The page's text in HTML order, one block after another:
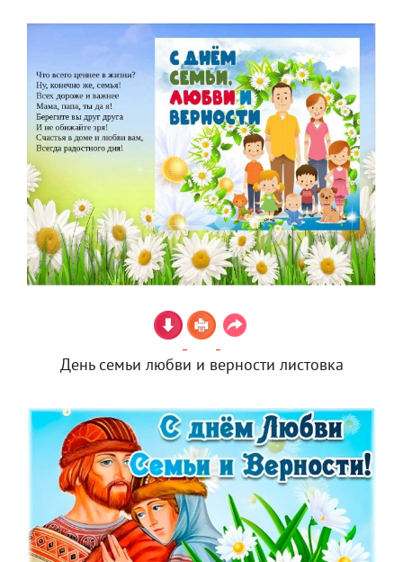
День семьи любви и верности листовка